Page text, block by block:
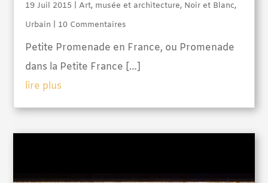
19 Juil 2015 |Art, musée et architecture, Noir et Blanc,
Urbain | 10 Commentaires
Petite Promenade en France, ou Promenade
dans la Petite France […]
lire plus